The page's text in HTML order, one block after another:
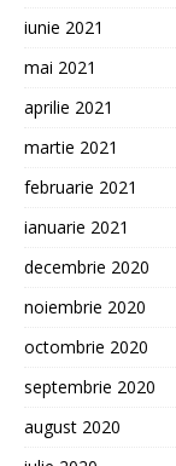
iunie 2021
mai 2021
aprilie 2021
martie 2021
februarie 2021
ianuarie 2021
decembrie 2020
noiembrie 2020
octombrie 2020
septembrie 2020
august 2020